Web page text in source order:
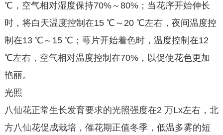
℃，空气相对湿度保持70%～80%；当花序开始伸长
时，将白天温度控制在15 ℃～20 ℃左右，夜间温度控
制在13 ℃～15 ℃；萼片开始着色时，温度控制在12
℃左右，空气相对温度控制在70%，以促使花色更加
艳丽。
光照
八仙花正常生长发育要求的光照强度在2 万Lx左右，北
方八仙花促成栽培，催花期正值冬季，低温多雾的短